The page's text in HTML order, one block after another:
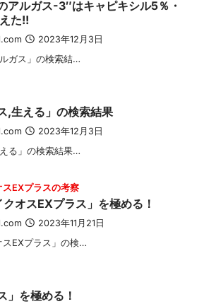
アルガス-3″はキャピキシル5％・
た!!
2023年12月3日
ガス」の検索結…
,生える」の検索結果
2023年12月3日
る」の検索結果…
EXプラスの考察
クオスEXプラス」を極める！
2023年11月21日
スEXプラス」の検…
」を極める！